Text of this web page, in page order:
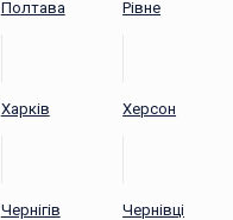
Полтава Рівне
Харків Херсон
Чернігів Чернівці